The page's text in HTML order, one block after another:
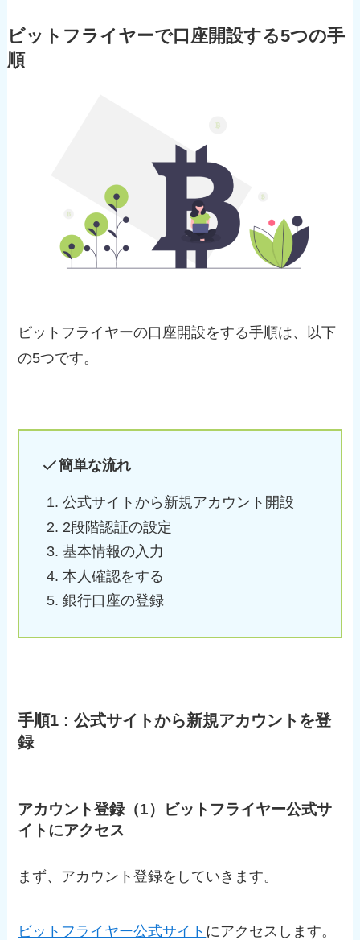
ビットフライヤーで口座開設する5つの手
順
ビットフライヤーの口座開設をする手順は、以下
の5つです。
簡単な流れ
公式サイトから新規アカウント開設
2段階認証の設定
基本情報の入力
本人確認をする
銀行口座の登録
手順1 : 公式サイトから新規アカウントを登
録
アカウント登録（1）ビットフライヤー公式サ
イトにアクセス
まず、アカウント登録をしていきます。
ビットフライヤー公式サイト にアクセスします。